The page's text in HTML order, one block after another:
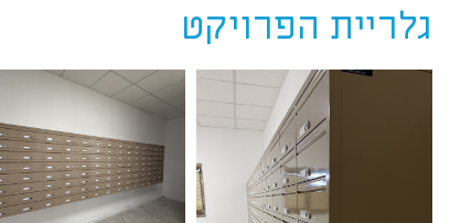
גלריית הפרויקט